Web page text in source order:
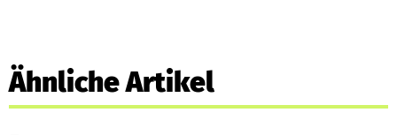
Ähnliche Artikel